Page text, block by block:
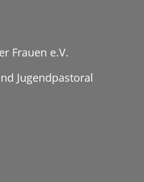
Frauen e.V.
Jugendpastoral